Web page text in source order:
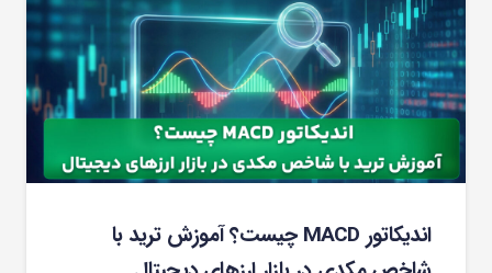
اندیکاتور MACD چیست؟ آموزش ترید با